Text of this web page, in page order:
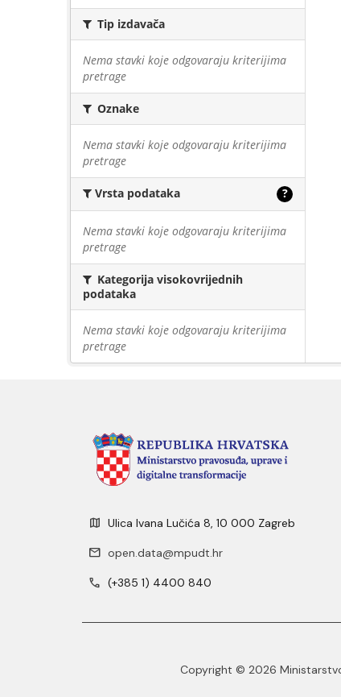
Tip izdavača
Nema stavki koje odgovaraju kriterijima
pretrage
Oznake
Nema stavki koje odgovaraju kriterijima
pretrage
Vrsta podataka ?
Nema stavki koje odgovaraju kriterijima
pretrage
Kategorija visokovrijednih
podataka
Nema stavki koje odgovaraju kriterijima
pretrage